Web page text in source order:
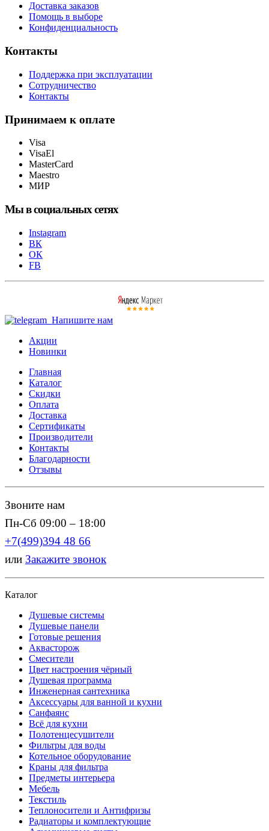
Доставка заказов
Помощь в выборе
Конфиденциальность
Контакты
Поддержка при эксплуатации
Сотрудничество
Контакты
Принимаем к оплате
Visa
VisaEl
MasterCard
Maestro
МИР
Мы в социальных сетях
Instagram
ВК
ОК
FB
Напишите нам
Акции
Новинки
Главная
Каталог
Скидки
Оплата
Доставка
Сертификаты
Производители
Контакты
Благодарности
Отзывы
Звоните нам
Пн-Сб 09:00 – 18:00
+7(499)394 48 66
или Закажите звонок
Каталог
Душевые системы
Душевые панели
Готовые решения
Аквасторож
Смесители
Цвет настроения чёрный
Душевая программа
Инженерная сантехника
Аксессуары для ванной и кухни
Санфаянс
Всё для кухни
Полотенцесушители
Фильтры для воды
Котельное оборудование
Краны для фильтра
Предметы интерьера
Мебель
Текстиль
Теплоносители и Антифризы
Радиаторы и комплектующие